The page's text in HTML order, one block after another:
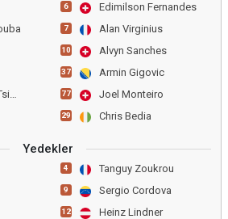
Felix Emmanuel Tsimba
6 Edimilson Fernandes
7 Alan Virginius
10 Alvyn Sanches
37 Armin Gigovic
77 Joel Monteiro
29 Chris Bedia
Yedekler
4 Tanguy Zoukrou
9 Sergio Cordova
12 Heinz Lindner